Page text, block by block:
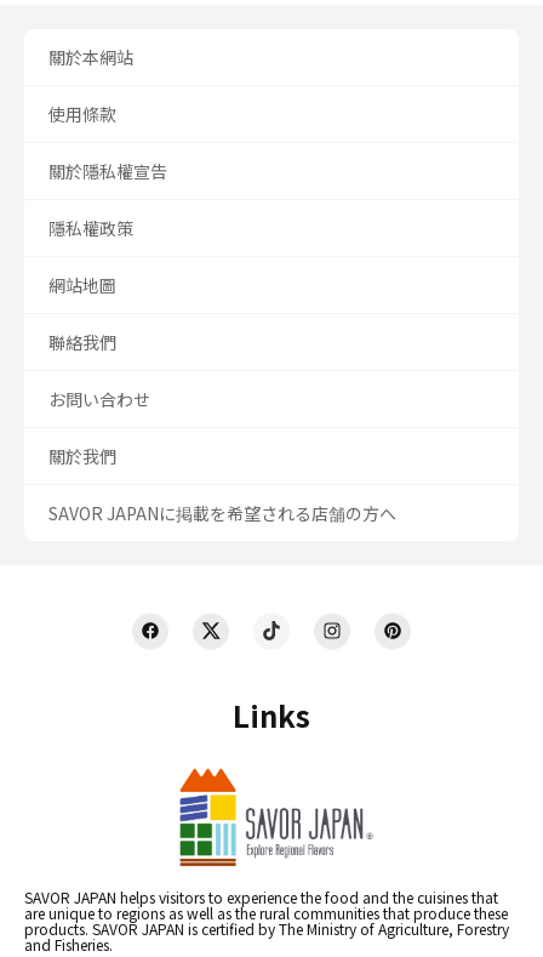
Links
SAVOR JAPAN helps visitors to experience the food and the cuisines that
are unique to regions as well as the rural communities that produce these
products. SAVOR JAPAN is certified by The Ministry of Agriculture, Forestry
and Fisheries.
關於本網站
使用條款
關於隱私權宣告
隱私權政策
網站地圖
聯絡我們
お問い合わせ
關於我們
SAVOR JAPANに掲載を希望される店舗の方へ